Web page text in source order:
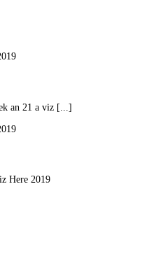
an 21 a viz [...]
Here 2019